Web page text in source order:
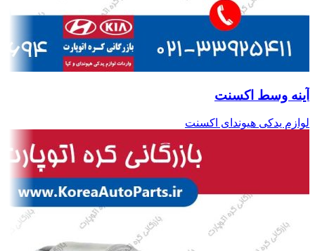
آینه وسط اکسنت
لوازم یدکی هیوندای اکسنت